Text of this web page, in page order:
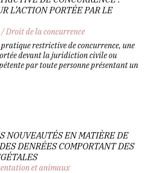
L’ACTION PORTÉE PAR LE
/Droit de la concurrence
pratique restrictive de concurrence, une
devant la juridiction civile ou
par toute personne présentant un
NOUVEAUTÉS EN MATIÈRE DE
DENRÉES COMPORTANT DES
et animaux